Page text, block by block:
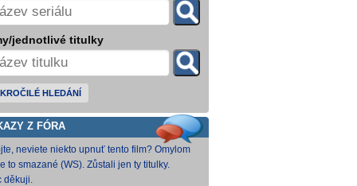
jednotlivé titulky
HLEDÁNÍ
Z FÓRA
neviete niekto upnuť tento film? Omylom
ho vymazal a neviem ho nikde nájsť. Robil
na
to smazané (WS). Zůstali jen ty titulky.
děkuji.